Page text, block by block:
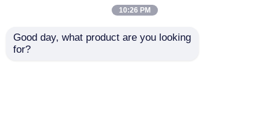
10:26 PM
Good day, what product are you looking
for?